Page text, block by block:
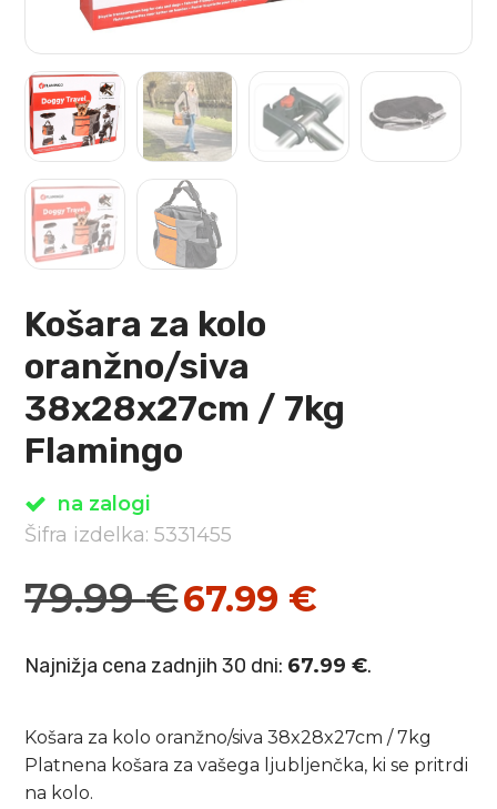
Košara za kolo
oranžno/siva
38x28x27cm / 7kg
Flamingo
na zalogi
Šifra izdelka: 5331455
79.99€
Izvirna
cena
79.99 €.
67.99 €
Trenutna
cena
Najnižja cena zadnjih 30 dni: 67.99€.
Košara za kolo oranžno/siva 38x28x27cm / 7kg
Platnena košara za vašega ljubljenčka, ki se pritrdi
na kolo.